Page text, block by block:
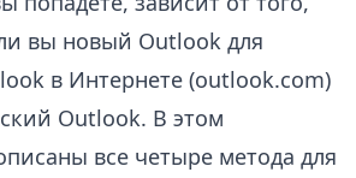
вы новый Outlook для
в Интернете (outlook.com)
Outlook. В этом
все четыре метода для